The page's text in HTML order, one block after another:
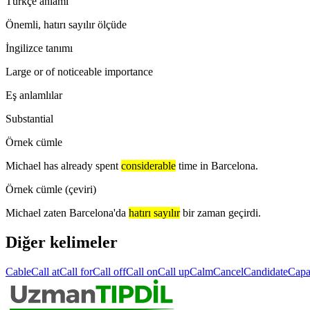
Önemli, hatırı sayılır ölçüde
İngilizce tanımı
Large or of noticeable importance
Eş anlamlılar
Substantial
Örnek cümle
Michael has already spent considerable time in Barcelona.
Örnek cümle (çeviri)
Michael zaten Barcelona'da hatırı sayılır bir zaman geçirdi.
Diğer kelimeler
CableCall atCall forCall offCall onCall upCalmCancelCandidate